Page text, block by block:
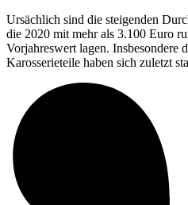
Ursächlich sind die steigenden
die 2020 mit mehr als 3.100 Euro
Vorjahreswert lagen. Insbesondere
Karosserieteile haben sich zuletzt